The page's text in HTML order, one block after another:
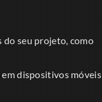
do seu projeto, como
dispositivos móveis